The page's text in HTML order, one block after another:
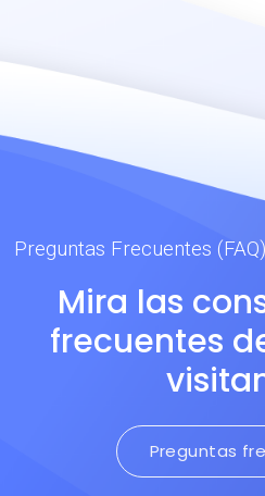
Preguntas Frecuentes (FAQ)
Mira las
frecuentes
Preguntas